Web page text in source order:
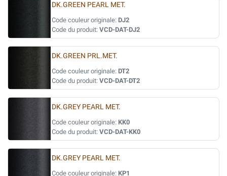
DK.GREEN PEARL MET.
Code couleur originale: DJ2
Code du produit: VCD-DAT-DJ2
DK.GREEN PRL.MET.
Code couleur originale: DT2
Code du produit: VCD-DAT-DT2
DK.GREY PEARL MET.
Code couleur originale: KK0
Code du produit: VCD-DAT-KK0
DK.GREY PEARL MET.
Code couleur originale: KP1